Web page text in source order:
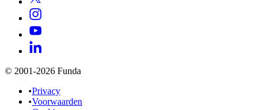
© 2001-2026 Funda
•Privacy
•Voorwaarden